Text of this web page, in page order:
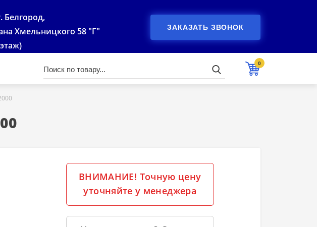
Белгород,
Хмельницкого 58 "Г"
ЗАКАЗАТЬ ЗВОНОК
0
ВНИМАНИЕ! Точную цену
уточняйте у менеджера